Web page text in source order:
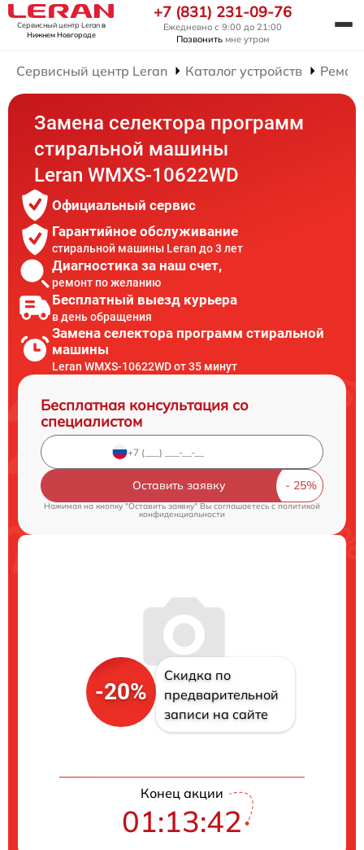
Сервисный центр Leranв
Нижнем Новгороде
+7 (831) 231-09-76
Ежедневно с 9:00 до 21:00
Позвонить мне утром
Сервисный центр Leran Каталог устройств
Замена селектора программ
стиральной машины
Leran WMXS-10622WD
Официальный сервис
Гарантийное обслуживание
стиральной машины Leran до 3 лет
Диагностика за наш счет,
ремонт по желанию
Бесплатный выезд курьера
в день обращения
Замена селектора программ стиральной
машины
Leran WMXS-10622WD от 35 минут
Бесплатная консультация со
специалистом
Оставить заявку
Нажимая на кнопку "Оставить заявку" Вы соглашаетесь cполитикой
конфиденциальности
-20%
Скидка по
предварительной
записи на сайте
Конец акции
01:13:42